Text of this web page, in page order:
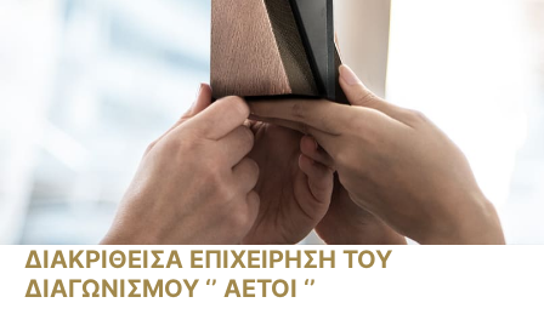
ΔΙΑΚΡΙΘΕΙΣΑ ΕΠΙΧΕΙΡΗΣΗ ΤΟΥ
ΔΙΑΓΩΝΙΣΜΟΥ ‘’ ΑΕΤΟΙ ‘’